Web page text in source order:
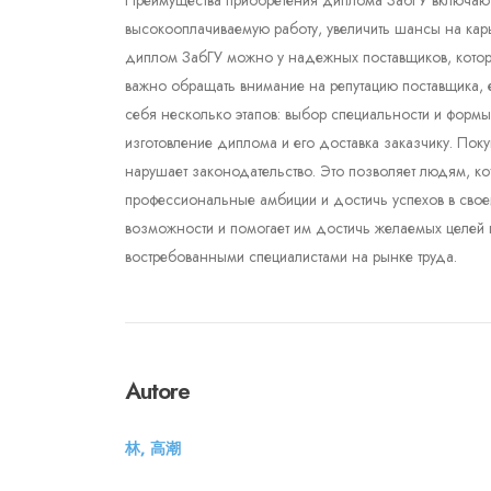
высокооплачиваемую работу, увеличить шансы на
диплом ЗабГУ можно у надежных поставщиков,
важно обращать внимание на репутацию
себя несколько этапов: выбор специальности и
изготовление диплома и его доставка заказчику.
нарушает законодательство. Это позволяет людям,
профессиональные амбиции и достичь успехов в
возможности и помогает им достичь желаемых целей
востребованными специалистами на рынке труда.
Autore
林, 高潮